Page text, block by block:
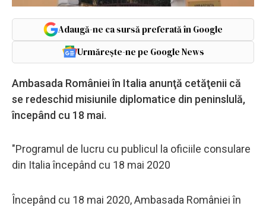
Adaugă-ne ca sursă preferată în Google
Urmărește-ne pe Google News
Ambasada României în Italia anunţă cetăţenii că
se redeschid misiunile diplomatice din peninslulă,
începând cu 18 mai.
"Programul de lucru cu publicul la oficiile consulare
din Italia începând cu 18 mai 2020
Începând cu 18 mai 2020, Ambasada României în